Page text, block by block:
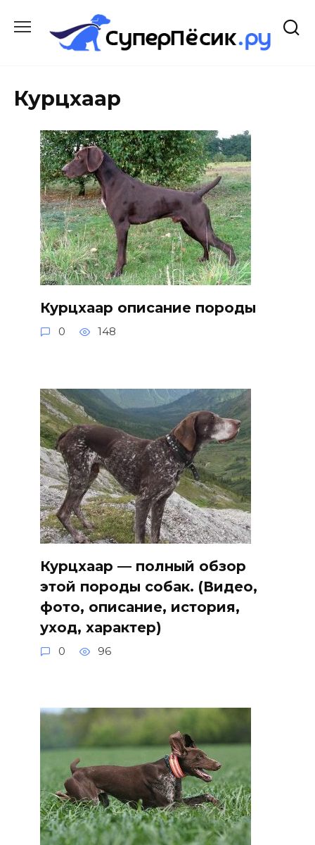
содержанию
Курцхаар
Курцхаар описание породы
0 148
Курцхаар — полный обзор
этой породы собак. (Видео,
фото, описание, история,
уход, характер)
0 96